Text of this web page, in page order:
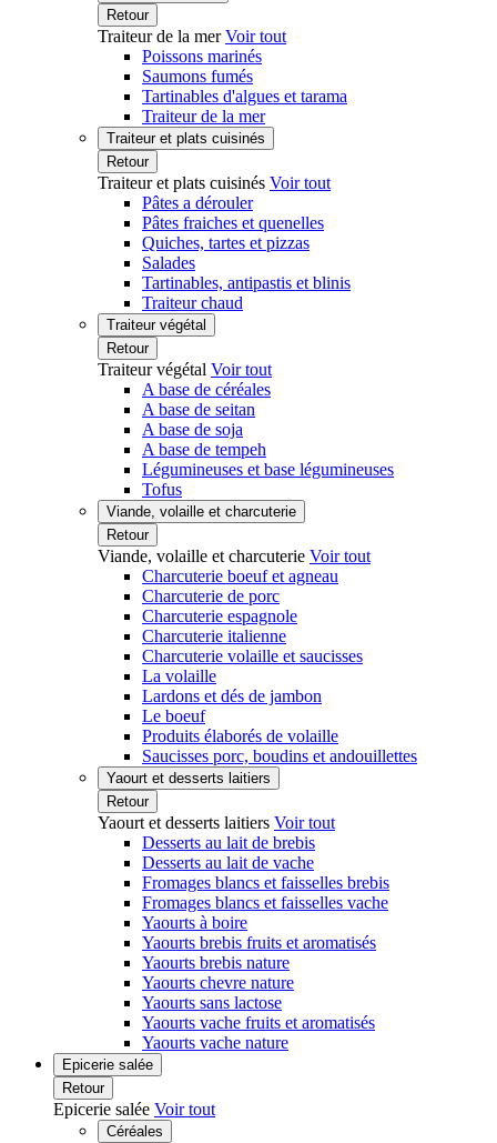
Retour
Traiteur de la merVoir tout
Poissons marinés
Saumons fumés
Tartinables d'algues et tarama
Traiteur de la mer
Traiteur et plats cuisinés
Retour
Traiteur et plats cuisinés Voir tout
Pâtes a dérouler
Pâtes fraiches et quenelles
Quiches, tartes et pizzas
Salades
Tartinables, antipastis et blinis
Traiteur chaud
Traiteur végétal
Retour
Traiteur végétal Voir tout
A base de céréales
A base de seitan
A base de soja
A base de tempeh
Légumineuses et base légumineuses
Tofus
Viande, volaille et charcuterie
Retour
Viande, volaille et charcuterie Voir tout
Charcuterie boeuf et agneau
Charcuterie de porc
Charcuterie espagnole
Charcuterie italienne
Charcuterie volaille et saucisses
La volaille
Lardons et dés de jambon
Le boeuf
Produits élaborés de volaille
Saucisses porc, boudins et andouillettes
Yaourt et desserts laitiers
Retour
Yaourt et desserts laitiers Voir tout
Desserts au lait de brebis
Desserts au lait de vache
Fromages blancs et faisselles brebis
Fromages blancs et faisselles vache
Yaourts à boire
Yaourts brebis fruits et aromatisés
Yaourts brebis nature
Yaourts chevre nature
Yaourts sans lactose
Yaourts vache fruits et aromatisés
Yaourts vache nature
Epicerie salée
Retour
Epicerie salée Voir tout
Céréales